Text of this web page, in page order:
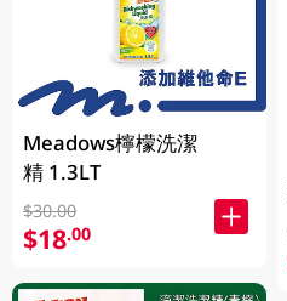
Meadows檸檬洗潔
精 1.3LT
$30.00
$18.00